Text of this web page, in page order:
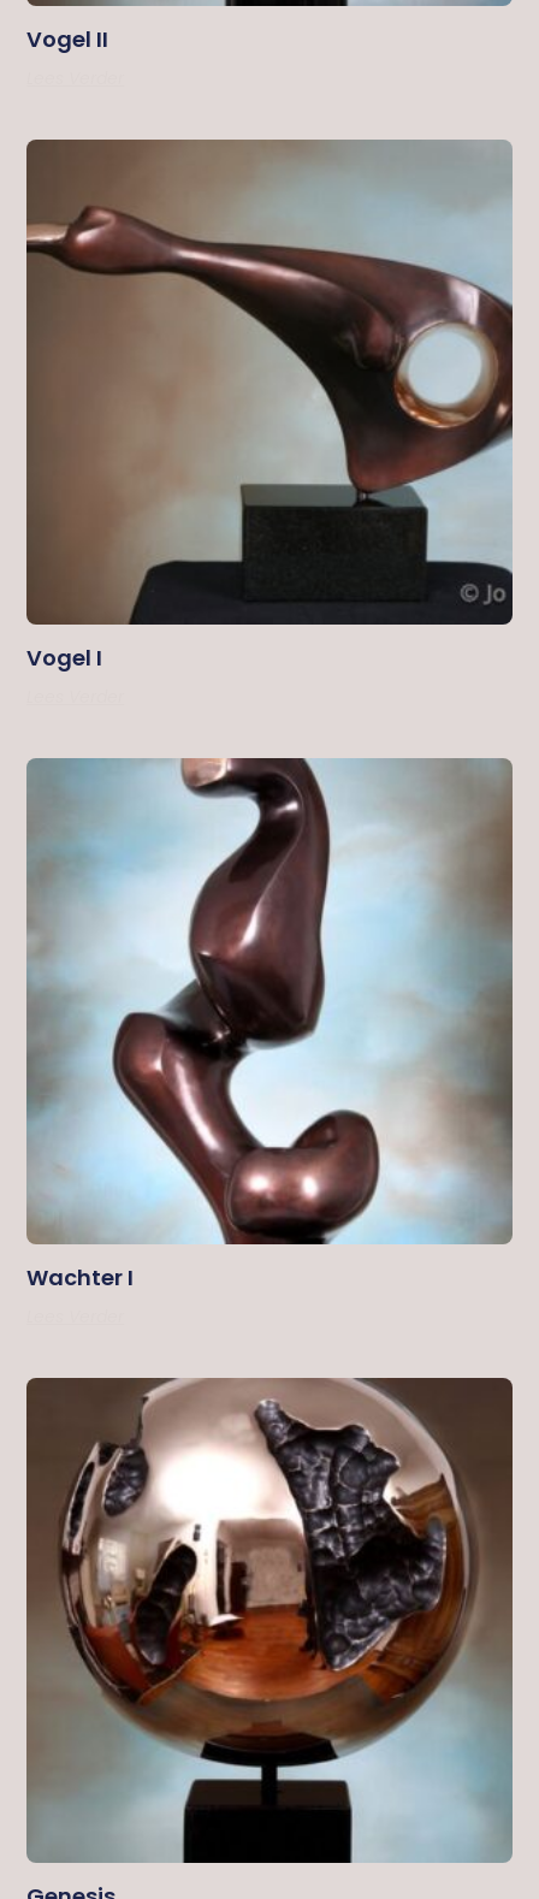
Vogel II
Vogel I
Wachter I